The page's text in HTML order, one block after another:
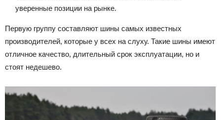
уверенные позиции на рынке.
Первую группу составляют шины самых известных
производителей, которые у всех на слуху. Такие шины имеют
отличное качество, длительный срок эксплуатации, но и
стоят недешево.